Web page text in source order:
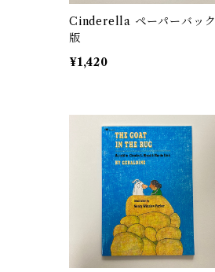
Cinderella ペーパーバック
版
¥1,420